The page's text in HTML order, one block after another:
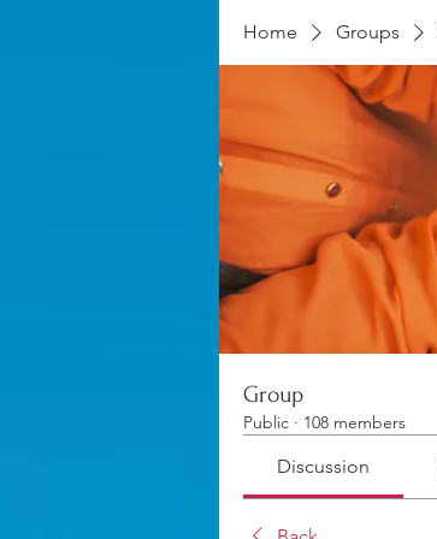
Home Groups
Group
Public · 108 members
Discussion